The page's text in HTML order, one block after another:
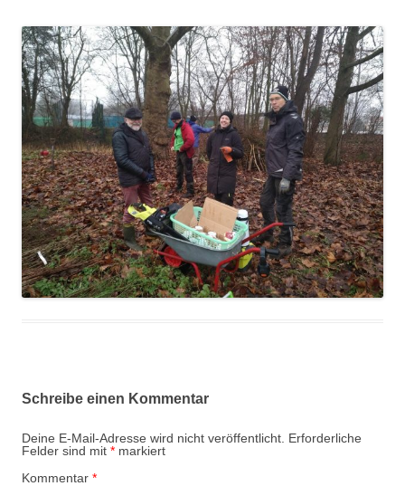
Schreibe einen Kommentar
Deine E-Mail-Adresse wird nicht veröffentlicht. Erforderliche
Felder sind mit * markiert
Kommentar *